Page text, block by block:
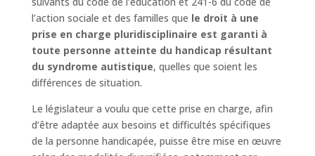
l’action sociale et des familles que le droit à une
prise en charge pluridisciplinaire est garanti à
toute personne atteinte du handicap résultant
du syndrome autistique, quelles que soient les
différences de situation.
Le législateur a voulu que cette prise en charge, afin
d’être adaptée aux besoins et difficultés spécifiques
de la personne handicapée, puisse être mise en œuvre